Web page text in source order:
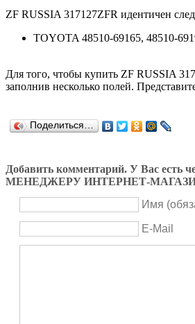
ZF RUSSIA 317127ZFR идентичен
TOYOTA 48510-69165, 48510-
Для того, чтобы купить ZF RUSSIA
заполнив несколько полей.
Поделиться…
Добавить комментарий. У Вас
МЕНЕДЖЕРУ ИНТЕРНЕТ-
Имя
E-Mail